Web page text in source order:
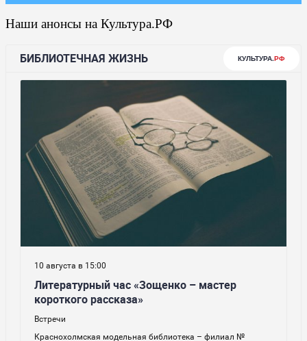
Наши анонсы на Культура.РФ